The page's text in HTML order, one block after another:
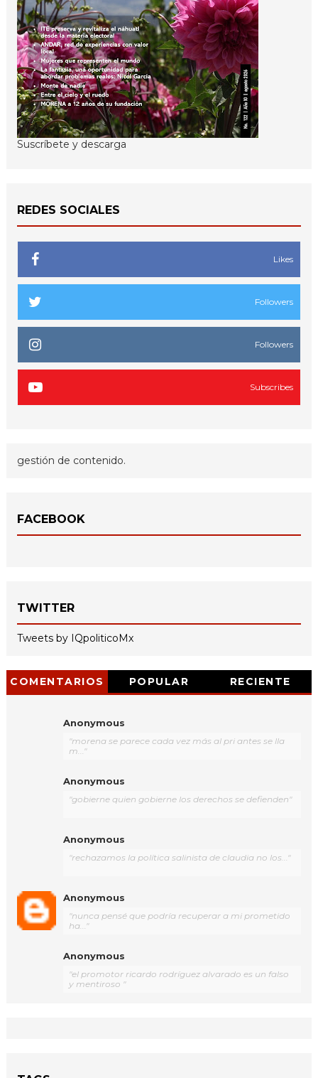
Suscríbete y descarga
REDES SOCIALES
Likes
Followers
Followers
Subscribes
gestión de contenido.
FACEBOOK
TWITTER
Tweets by IQpoliticoMx
COMENTARIOS POPULAR RECIENTE
Anonymous
"morena se parece cada vez más al pri antes se lla
m..."
Anonymous
"gobierne quien gobierne los derechos se defienden"
Anonymous
"rechazamos la política salinista de claudia no los..."
Anonymous
"nunca pensé que podría recuperar a mi prometido
ha..."
Anonymous
"el promotor ricardo rodríguez alvarado es un falso
y mentiroso "